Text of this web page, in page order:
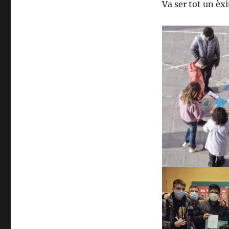
Va ser tot un